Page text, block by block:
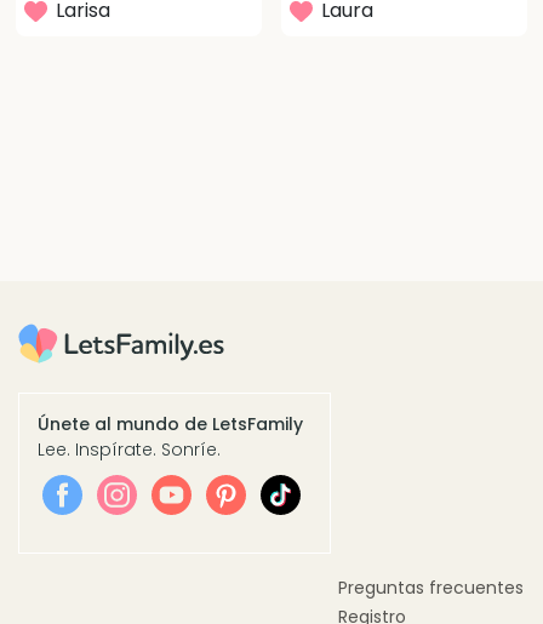
Larisa Laura
Únete al mundo de LetsFamily
Lee. Inspírate. Sonríe.
Preguntas frecuentes
Registro